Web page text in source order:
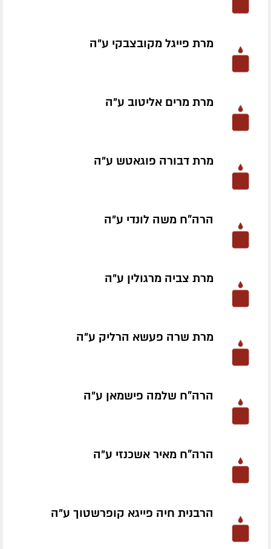
מרת פייגל מקובצבקי ע״ה
מרת מרים אליטוב ע״ה
מרת דבורה פוגאטש ע״ה
הרה"ח משה לונדי ע״ה
מרת צביה מרגולין ע״ה
מרת שרה פעשא הרליק ע״ה
הרה"ח שלמה פישמאן ע״ה
הרה"ח מאיר אשכנזי ע״ה
הרבנית חיה פייגא קופרשטוך ע״ה